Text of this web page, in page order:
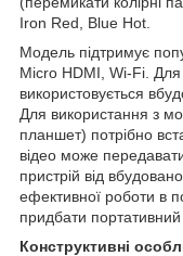
Iron Red, Blue Hot.
Модель підтримує
Micro HDMI, Wi-Fi. Для
використовується
Для використання з
планшет) потрібно
відео може
пристрій від
ефективної роботи в
придбати
Конструктивні